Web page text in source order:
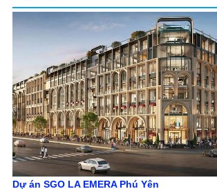
Dự án SGO LA EMERA Phú Yên